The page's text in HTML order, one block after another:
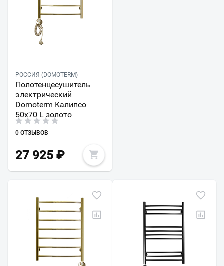
РОССИЯ (DOMOTERM)
Полотенцесушитель
электрический
Domoterm Калипсо
50х70 L золото
0 ОТЗЫВОВ
27 925 ₽